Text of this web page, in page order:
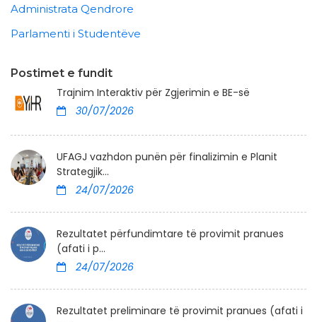
Administrata Qendrore
Parlamenti i Studentëve
Postimet e fundit
Trajnim Interaktiv për Zgjerimin e BE-së
30/07/2026
UFAGJ vazhdon punën për finalizimin e Planit
Strategjik...
24/07/2026
Rezultatet përfundimtare të provimit pranues
(afati i p...
24/07/2026
Rezultatet preliminare të provimit pranues (afati i